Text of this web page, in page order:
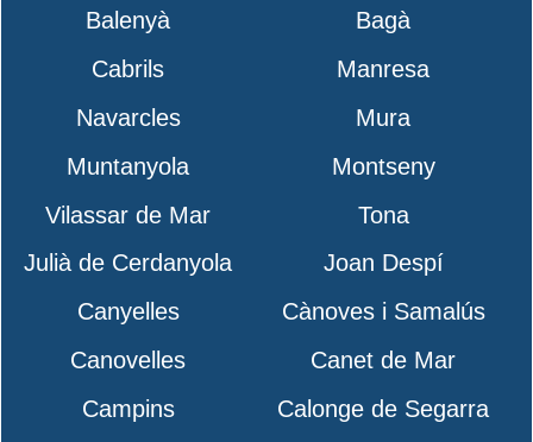
Balenyà
Bagà
Cabrils
Manresa
Navarcles
Mura
Muntanyola
Montseny
Vilassar de Mar
Tona
Julià de Cerdanyola
Joan Despí
Canyelles
Cànoves i Samalús
Canovelles
Canet de Mar
Campins
Calonge de Segarra